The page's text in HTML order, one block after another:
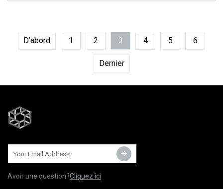
dessinées, avec les propriétés
D'abord 1 2 3 4 5 6
Dernier
Avoir une question?Cliquez ici